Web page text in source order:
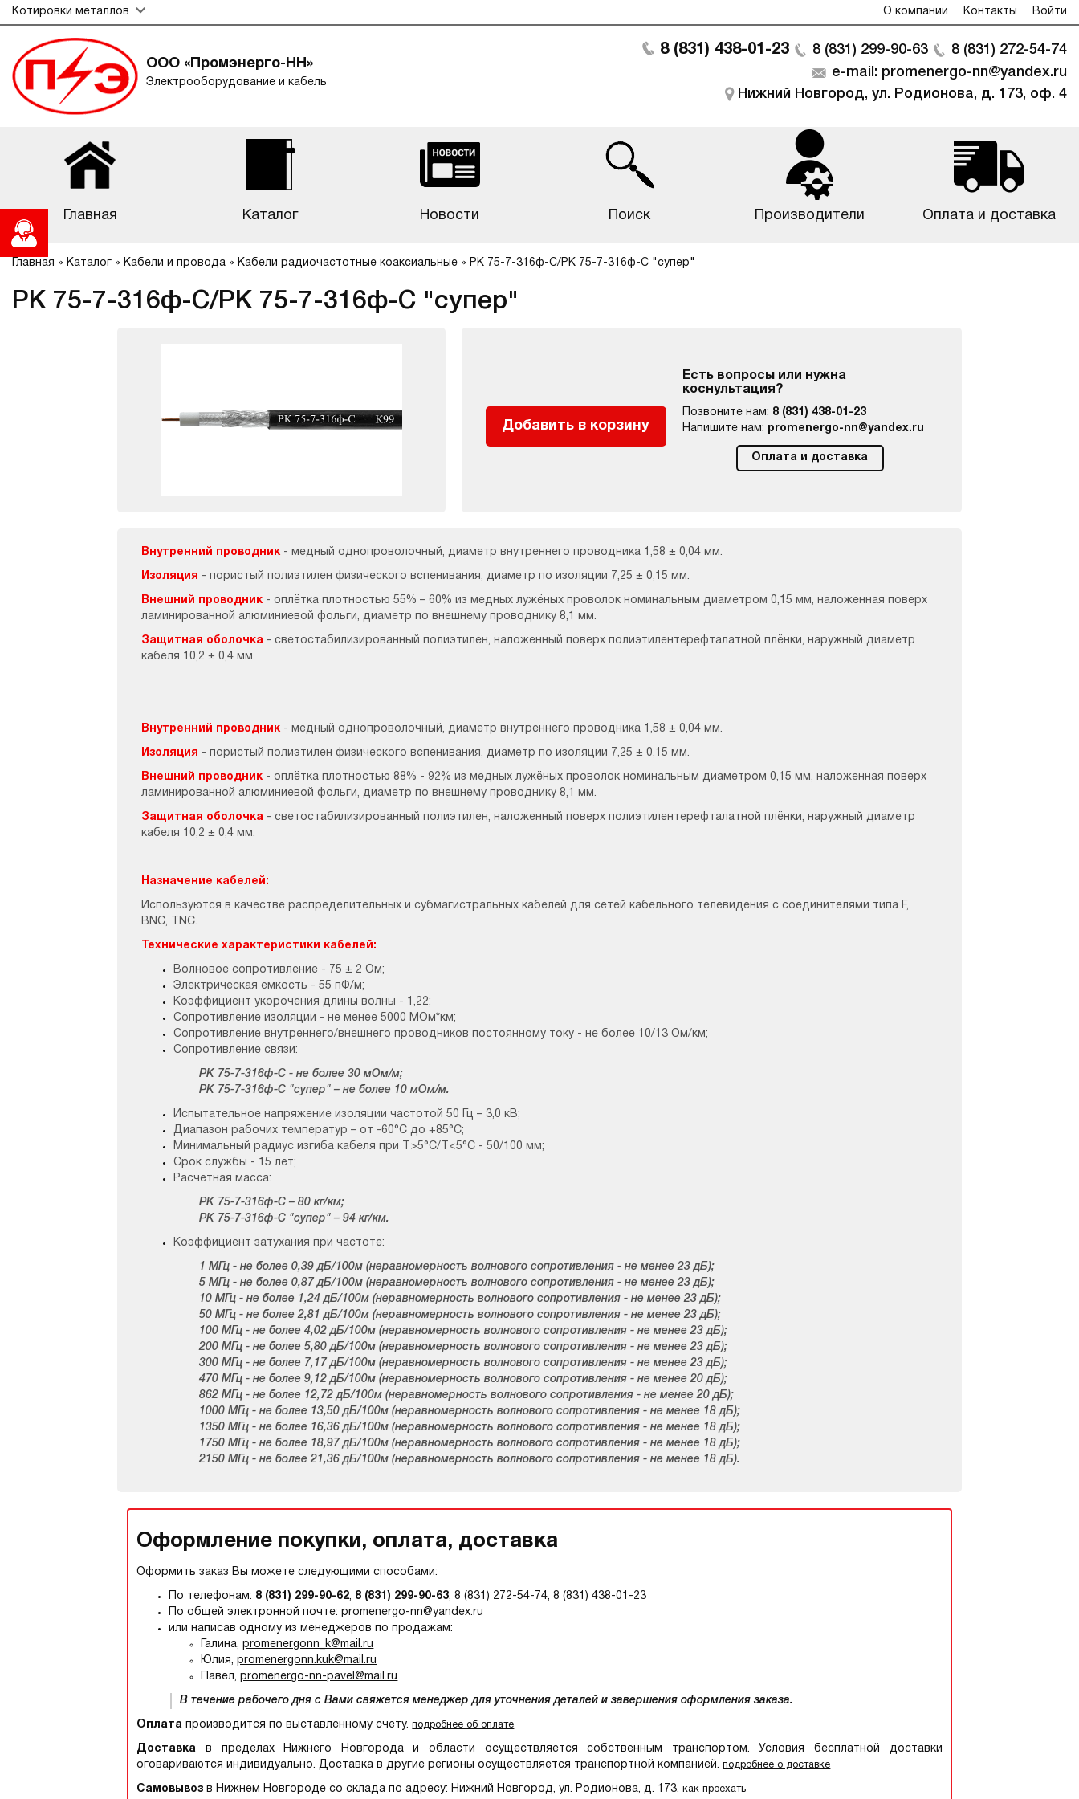
Котировки металлов О компании Контакты Войти
ООО «Промэнерго-НН»
Электрооборудование и кабель
8 (831) 438-01-23 8 (831) 299-90-63
8 (831) 272-54-74
e-mail: promenergo-nn@yandex.ru
Нижний Новгород, ул. Родионова, д. 173, оф. 4
Главная Каталог Новости Поиск Производители Оплата и доставка
Главная » Каталог » Кабели и провода » Кабели радиочастотные коаксиальные » РК 75-7-316ф-С/РК 75-7-316ф-С "супер"
РК 75-7-316ф-С/РК 75-7-316ф-С "супер"
Добавить в корзину
Есть вопросы или нужна
коснультация?
Позвоните нам: 8 (831) 438-01-23
Напишите нам: promenergo-nn@yandex.ru
Оплата и доставка
Внутренний проводник - медный однопроволочный, диаметр внутреннего проводника 1,58 ± 0,04 мм.
Изоляция - пористый полиэтилен физического вспенивания, диаметр по изоляции 7,25 ± 0,15 мм.
Внешний проводник- оплётка плотностью 55% – 60% из медных лужёных проволок номинальным диаметром 0,15 мм, наложенная поверх
ламинированной алюминиевой фольги, диаметр по внешнему проводнику 8,1 мм.
Защитная оболочка - светостабилизированный полиэтилен, наложенный поверх полиэтилентерефталатной плёнки, наружный диаметр
кабеля 10,2 ± 0,4 мм.
Внутренний проводник - медный однопроволочный, диаметр внутреннего проводника 1,58 ± 0,04 мм.
Изоляция - пористый полиэтилен физического вспенивания, диаметр по изоляции 7,25 ± 0,15 мм.
Внешний проводник- оплётка плотностью 88% - 92% из медных лужёных проволок номинальным диаметром 0,15 мм, наложенная поверх
ламинированной алюминиевой фольги, диаметр по внешнему проводнику 8,1 мм.
Защитная оболочка - светостабилизированный полиэтилен, наложенный поверх полиэтилентерефталатной плёнки, наружный диаметр
кабеля 10,2 ± 0,4 мм.
Назначение кабелей:
Используются в качестве распределительных и субмагистральных кабелей для сетей кабельного телевидения с соединителями типа F,
BNC, TNC.
Технические характеристики кабелей:
Волновое сопротивление - 75 ± 2 Ом;
Электрическая емкость - 55 пФ/м;
Коэффициент укорочения длины волны - 1,22;
Сопротивление изоляции - не менее 5000 МОм*км;
Сопротивление внутреннего/внешнего проводников постоянному току - не более 10/13 Ом/км;
Сопротивление связи:
РК 75-7-316ф-С - не более 30 мОм/м;
РК 75-7-316ф-С "супер" – не более 10 мОм/м.
Испытательное напряжение изоляции частотой 50 Гц – 3,0 кВ;
Диапазон рабочих температур – от -60°С до +85°С;
Минимальный радиус изгиба кабеля при Т>5°С/Т<5°С - 50/100 мм;
Срок службы - 15 лет;
Расчетная масса:
РК 75-7-316ф-С – 80 кг/км;
РК 75-7-316ф-С "супер" – 94 кг/км.
Коэффициент затухания при частоте:
1 МГц - не более 0,39 дБ/100м (неравномерность волнового сопротивления - не менее 23 дБ);
5 МГц - не более 0,87 дБ/100м (неравномерность волнового сопротивления - не менее 23 дБ);
10 МГц - не более 1,24 дБ/100м (неравномерность волнового сопротивления - не менее 23 дБ);
50 МГц - не более 2,81 дБ/100м (неравномерность волнового сопротивления - не менее 23 дБ);
100 МГц - не более 4,02 дБ/100м (неравномерность волнового сопротивления - не менее 23 дБ);
200 МГц - не более 5,80 дБ/100м (неравномерность волнового сопротивления - не менее 23 дБ);
300 МГц - не более 7,17 дБ/100м (неравномерность волнового сопротивления - не менее 23 дБ);
470 МГц - не более 9,12 дБ/100м (неравномерность волнового сопротивления - не менее 20 дБ);
862 МГц - не более 12,72 дБ/100м (неравномерность волнового сопротивления - не менее 20 дБ);
1000 МГц - не более 13,50 дБ/100м (неравномерность волнового сопротивления - не менее 18 дБ);
1350 МГц - не более 16,36 дБ/100м (неравномерность волнового сопротивления - не менее 18 дБ);
1750 МГц - не более 18,97 дБ/100м (неравномерность волнового сопротивления - не менее 18 дБ);
2150 МГц - не более 21,36 дБ/100м (неравномерность волнового сопротивления - не менее 18 дБ).
Оформление покупки, оплата, доставка
Оформить заказ Вы можете следующими способами:
По телефонам: 8 (831) 299-90-62, 8 (831) 299-90-63, 8 (831) 272-54-74, 8 (831) 438-01-23
По общей электронной почте: promenergo-nn@yandex.ru
или написав одному из менеджеров по продажам:
Галина,promenergonn_k@mail.ru
Юлия,promenergonn.kuk@mail.ru
Павел,promenergo-nn-pavel@mail.ru
В течение рабочего дня с Вами свяжется менеджер для уточнения деталей и завершения оформления заказа.
Оплата производится по выставленному счету.подробнее об оплате
Доставка в пределах Нижнего Новгорода и области осуществляется собственным транспортом. Условия бесплатной доставки
оговариваются индивидуально. Доставка в другие регионы осуществляется транспортной компанией.подробнее о доставке
Самовывоз в Нижнем Новгороде со склада по адресу: Нижний Новгород, ул. Родионова, д. 173.как проехать